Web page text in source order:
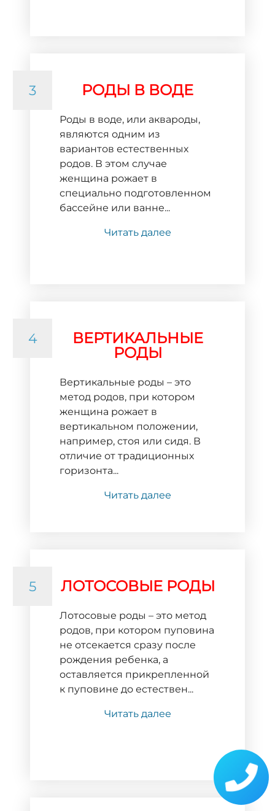
3 РОДЫ В ВОДЕ
Роды в воде, или аквароды,
являются одним из
вариантов естественных
родов. В этом случае
женщина рожает в
специально подготовленном
бассейне или ванне...
Читать далее
4
ВЕРТИКАЛЬНЫЕ
РОДЫ
Вертикальные роды – это
метод родов, при котором
женщина рожает в
вертикальном положении,
например, стоя или сидя. В
отличие от традиционных
горизонта...
Читать далее
5 ЛОТОСОВЫЕ РОДЫ
Лотосовые роды – это метод
родов, при котором пуповина
не отсекается сразу после
рождения ребенка, а
оставляется прикрепленной
к пуповине до естествен...
Читать далее